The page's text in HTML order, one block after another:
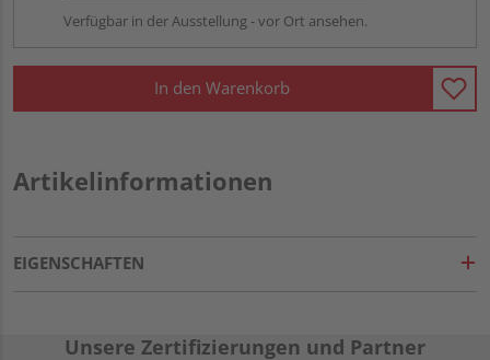
Verfügbar in der Ausstellung - vor Ort ansehen.
In den Warenkorb
Artikelinformationen
EIGENSCHAFTEN
Unsere Zertifizierungen und Partner